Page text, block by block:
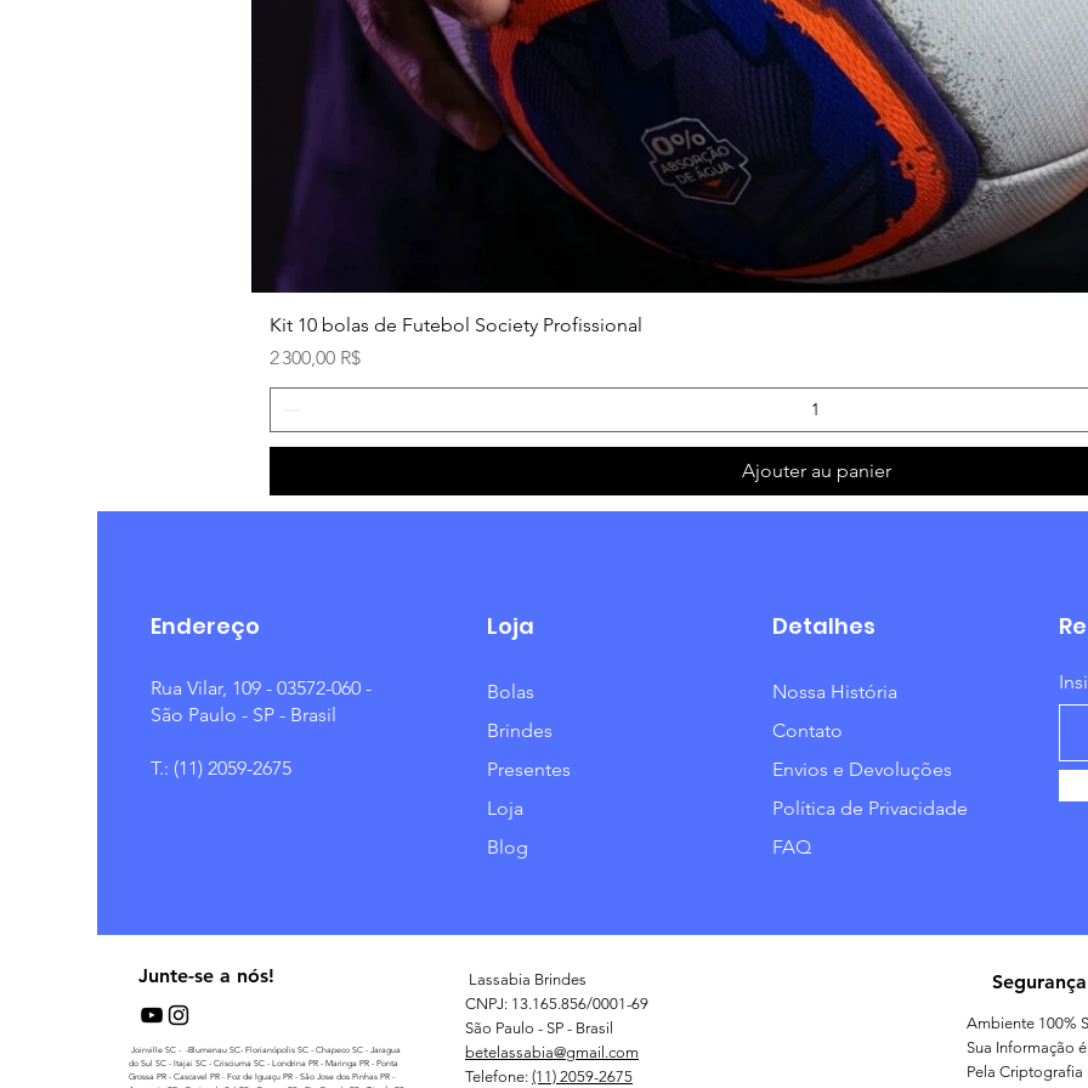
Kit 10 bolas de Futebol Society Profissional
Prix
2 300,00 R$
Ajouter au panier
Endereço
Rua Vilar, 109 - 03572-060 -
São Paulo - SP - Brasil
T.: (11) 2059-2675
Loja
Bolas
Brindes
Presentes
Loja
Blog
Detalhes
Nossa História
Contato
Envios e Devoluções
Política de Privacidade
FAQ
Junte-se a nós!
Joinville SC - -Blumenau SC- Florianópolis SC - Chapeco SC - Jaragua
do Sul SC - Itajai SC - Crisciuma SC - Londrina PR - Maringa PR - Ponta
Grossa PR - Cascavel PR - Foz de Iguaçu PR - São Jose dos Pinhas PR -
Lassabia Brindes
CNPJ: 13.165.856/0001-69
São Paulo - SP - Brasil
betelassabia@gmail.com
Telefone: (11) 2059-2675
Segurança
Ambiente 100%
Sua Informação
Pela Criptografia